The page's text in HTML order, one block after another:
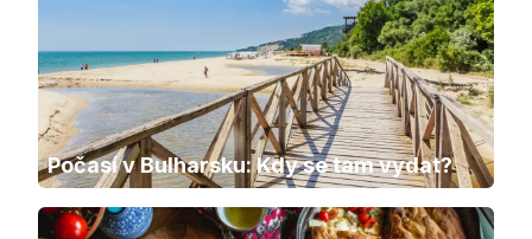
Počasí v Bulharsku: Kdy se tam vydat?